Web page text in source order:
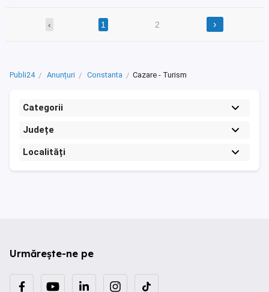
‹ 1 2 ›
Publi24 Anunțuri Constanta Cazare - Turism
Categorii
Județe
Localități
Urmărește-ne pe